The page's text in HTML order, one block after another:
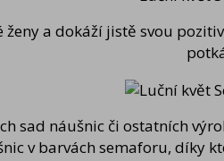
a dokáží jistě svou
sad náušnic či ostatních
v barvách semaforu, díky